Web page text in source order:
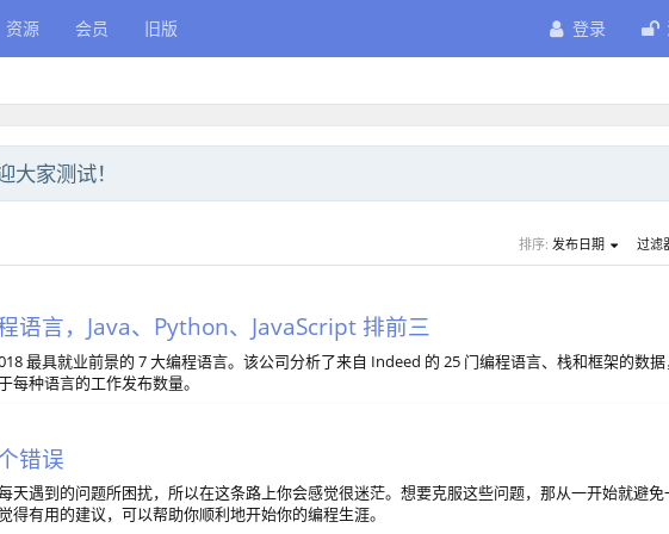
资源 会员 旧版 登录
家测试！
排序: 发布日期 过滤
语言，Java、Python、JavaScript 排前三
最具就业前景的 7 大编程语言。该公司分析了来自 Indeed 的 25 门编程语言、栈和框架的数
每种语言的工作发布数量。
错误
天遇到的问题所困扰，所以在这条路上你会感觉很迷茫。想要克服这些问题，那从一开始就避免
有用的建议，可以帮助你顺利地开始你的编程生涯。